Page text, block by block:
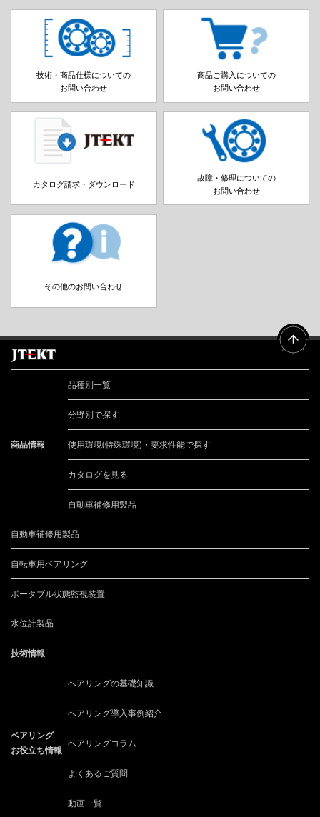
技術・商品仕様についての
お問い合わせ
商品ご購入についての
お問い合わせ
カタログ請求・ダウンロード
故障・修理についての
お問い合わせ
その他のお問い合わせ
商品情報
品種別一覧
分野別で探す
使用環境(特殊環境)・要求性能で探す
カタログを見る
自動車補修用製品
自動車補修用製品
自転車用ベアリング
ポータブル状態監視装置
水位計製品
技術情報
ベアリング
お役立ち情報
ベアリングの基礎知識
ベアリング導入事例紹介
ベアリングコラム
よくあるご質問
動画一覧